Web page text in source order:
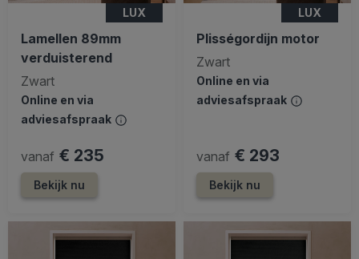
LUX
Lamellen 89mm
verduisterend
Zwart
Online en via
adviesafspraak
vanaf € 235
Bekijk nu
LUX
Plisségordijn motor
Zwart
Online en via
adviesafspraak
vanaf € 293
Bekijk nu